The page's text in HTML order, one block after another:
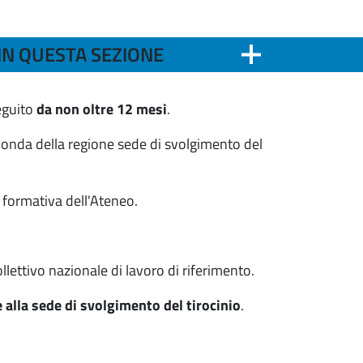
QUESTA SEZIONE
da non oltre 12 mesi.
della regione sede di svolgimento del
dell'Ateneo.
nazionale di lavoro di riferimento.
alla sede di svolgimento del tirocinio.